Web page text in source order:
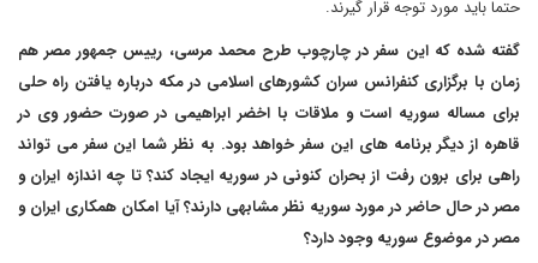
حتما باید مورد توجه قرار گیرند.
گفته شده که این سفر در چارچوب طرح محمد مرسی، رییس جمهور مصر هم
زمان با برگزاری کنفرانس سران کشورهای اسلامی در مکه درباره یافتن راه حلی
برای مساله سوریه است و ملاقات با اخضر ابراهیمی در صورت حضور وی در
قاهره از دیگر برنامه های این سفر خواهد بود. به نظر شما این سفر می تواند
راهی برای برون رفت از بحران کنونی در سوریه ایجاد کند؟ تا چه اندازه ایران و
مصر در حال حاضر در مورد سوریه نظر مشابهی دارند؟ آیا امکان همکاری ایران و
مصر در موضوع سوریه وجود دارد؟